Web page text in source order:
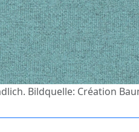
Bildquelle: Création